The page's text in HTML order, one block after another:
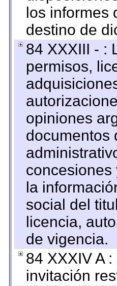
los informes
destino de
84 XXXIII - :
permisos,
opiniones
documentos
concesiones
la
social del
licencia,
de vigencia.
84 XXXIV A
invitación